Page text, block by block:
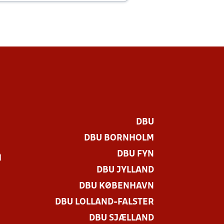
DBU
DBU BORNHOLM
DBU FYN
DBU JYLLAND
DBU KØBENHAVN
DBU LOLLAND-FALSTER
DBU SJÆLLAND